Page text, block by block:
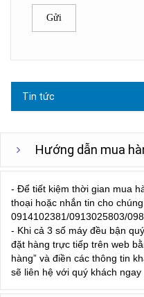
Gửi
Tin tức
Hướng dẫn mua
- Để tiết kiệm thời gian mua
thoại hoặc nhắn tin cho
0914102381/0913025803/
- Khi cả 3 số máy đều bận
đặt hàng trực tiếp trên web
hàng” và điền các thông tin
sẽ liên hệ với quý khách ngay